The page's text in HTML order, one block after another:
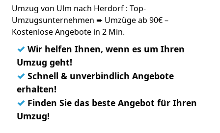
Umzug von Ulm nach Herdorf : Top-
Umzugsunternehmen ➨ Umzüge ab 90€ –
Kostenlose Angebote in 2 Min.
✓ Wir helfen Ihnen, wenn es um Ihren
Umzug geht!
✓ Schnell & unverbindlich Angebote
erhalten!
✓ Finden Sie das beste Angebot für Ihren
Umzug!